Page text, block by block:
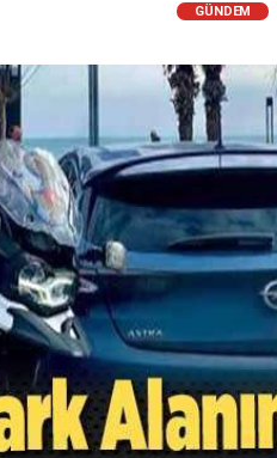
GÜNDEM